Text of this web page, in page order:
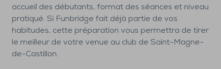
accueil des débutants, format des séances et niveau
pratiqué. Si Funbridge fait déjà partie de vos
habitudes, cette préparation vous permettra de tirer
le meilleur de votre venue au club de Saint-Magne-
de-Castillon.